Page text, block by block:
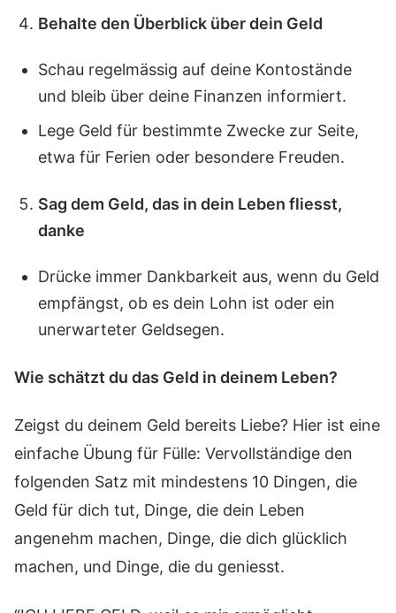
Behalte den Überblick über dein Geld
Schau regelmässig auf deine Kontostände
und bleib über deine Finanzen informiert.
Lege Geld für bestimmte Zwecke zur Seite,
etwa für Ferien oder besondere Freuden.
Sag dem Geld, das in dein Leben fliesst,
danke
Drücke immer Dankbarkeit aus, wenn du Geld
empfängst, ob es dein Lohn ist oder ein
unerwarteter Geldsegen.
Wie schätzt du das Geld in deinem Leben?
Zeigst du deinem Geld bereits Liebe? Hier ist eine
einfache Übung für Fülle: Vervollständige den
folgenden Satz mit mindestens 10 Dingen, die
Geld für dich tut, Dinge, die dein Leben
angenehm machen, Dinge, die dich glücklich
machen, und Dinge, die du geniesst.